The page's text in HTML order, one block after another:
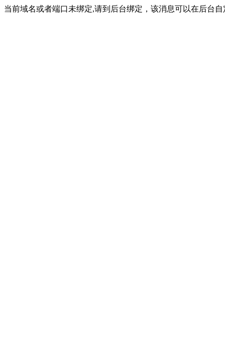
当前域名或者端口未绑定,请到后台绑定，该消息可以在后台自